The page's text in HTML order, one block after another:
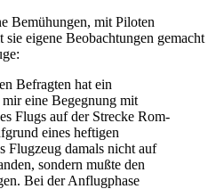
Bemühungen, mit Piloten
eigene Beobachtungen gemacht
Befragten hat ein
eine Begegnung mit
Flugs auf der Strecke Rom-
eines heftigen
Flugzeug damals nicht auf
sondern mußte den
Bei der Anflugphase